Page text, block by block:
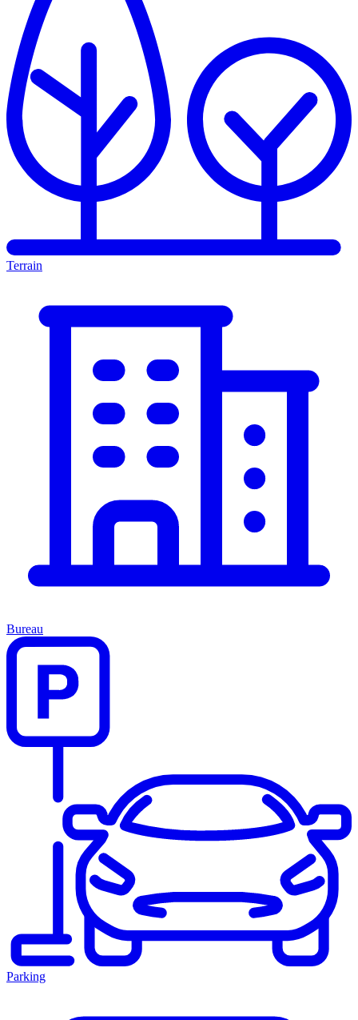
Terrain
Bureau
Parking